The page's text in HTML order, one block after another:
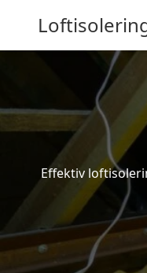
Effektiv